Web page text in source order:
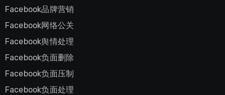
Facebook品牌营销
Facebook网络公关
Facebook舆情处理
Facebook负面删除
Facebook负面压制
Facebook负面处理